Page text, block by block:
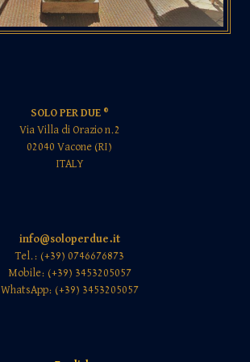
SOLO PER DUE ®
Via Villa di Orazio n.2
02040 Vacone (RI)
ITALY
info@soloperdue.it
Tel.: (+39) 0746676873
Mobile: (+39) 3453205057
WhatsApp: (+39) 3453205057